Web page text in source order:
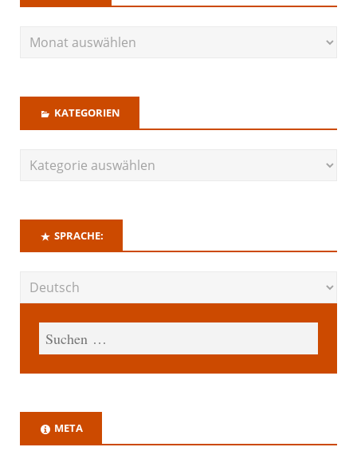
KATEGORIEN
SPRACHE:
META